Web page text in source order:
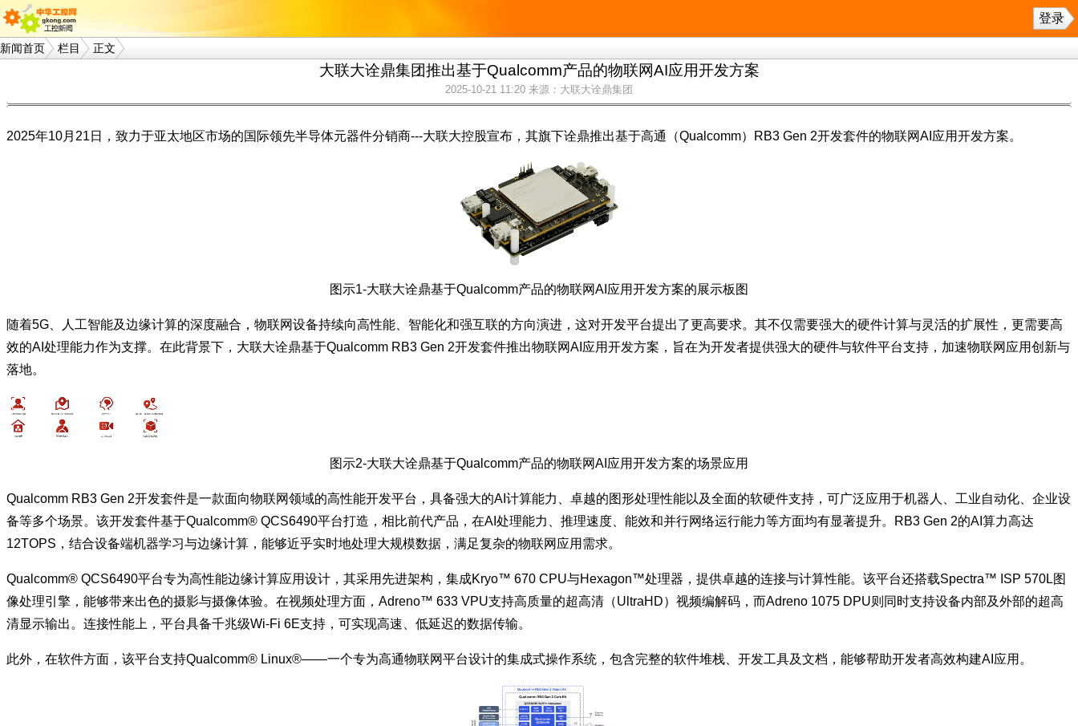
登录
新闻首页 栏目 正文
大联大诠鼎集团推出基于Qualcomm产品的物联网AI应用开发方案
2025-10-21 11:20 来源：大联大诠鼎集团
2025年10月21日，致力于亚太地区市场的国际领先半导体元器件分销商---大联大控股宣布，其旗下诠鼎推出基于高通（Qualcomm）RB3 Gen 2开发套件的物联网AI应用开发方案。
图示1-大联大诠鼎基于Qualcomm产品的物联网AI应用开发方案的展示板图
​随着5G、人工智能及边缘计算的深度融合，物联网设备持续向高性能、智能化和强互联的方向演进，这对开发平台提出了更高要求。其不仅需要强大的硬件计算与灵活的扩展性，更需要高
效的AI处理能力作为支撑。在此背景下，大联大诠鼎基于Qualcomm RB3 Gen 2开发套件推出物联网AI应用开发方案，旨在为开发者提供强大的硬件与软件平台支持，加速物联网应用创新与
落地。​​
图示2-大联大诠鼎基于Qualcomm产品的物联网AI应用开发方案的场景应用
Qualcomm RB3 Gen 2开发套件是一款面向物联网领域的高性能开发平台，具备强大的AI计算能力、卓越的图形处理性能以及全面的软硬件支持，可广泛应用于机器人、工业自动化、企业设
备等多个场景。该开发套件基于Qualcomm® QCS6490平台打造，相比前代产品，在AI处理能力、推理速度、能效和并行网络运行能力等方面均有显著提升。RB3 Gen 2的AI算力高达
12TOPS，结合设备端机器学习与边缘计算，能够近乎实时地处理大规模数据，满足复杂的物联网应用需求。
Qualcomm® QCS6490平台专为高性能边缘计算应用设计，其采用先进架构，集成Kryo™ 670 CPU与Hexagon™处理器，提供卓越的连接与计算性能。该平台还搭载Spectra™ ISP 570L图
像处理引擎，能够带来出色的摄影与摄像体验。在视频处理方面，Adreno™ 633 VPU支持高质量的超高清（UltraHD）视频编解码，而Adreno 1075 DPU则同时支持设备内部及外部的超高
清显示输出。连接性能上，平台具备千兆级Wi-Fi 6E支持，可实现高速、低延迟的数据传输。
此外，在软件方面，该平台支持Qualcomm® Linux®——一个专为高通物联网平台设计的集成式操作系统，包含完整的软件堆栈、开发工具及文档，能够帮助开发者高效构建AI应用。